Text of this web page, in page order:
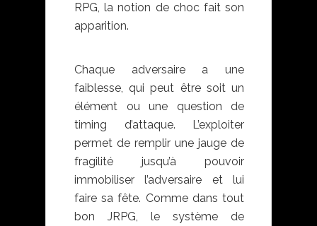
RPG, la notion de choc fait son
apparition.
Chaque adversaire a une
faiblesse, qui peut être soit un
élément ou une question de
timing d’attaque. L’exploiter
permet de remplir une jauge de
fragilité jusqu’à pouvoir
immobiliser l’adversaire et lui
faire sa fête. Comme dans tout
bon JRPG, le système de